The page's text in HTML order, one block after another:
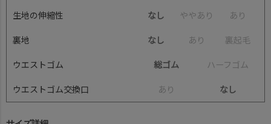
生地の伸縮性 なし ややあ り あ り
裏地 なし あ り 裏起毛
ウエストゴム 総ゴム ハーフ ゴ ム
ウエストゴム交換口 あ り なし